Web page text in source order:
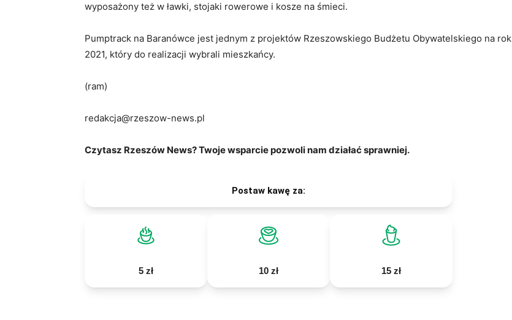
wyposażony też w ławki, stojaki rowerowe i kosze na śmieci.
Pumptrack na Baranówce jest jednym z projektów Rzeszowskiego Budżetu Obywatelskiego na rok
2021, który do realizacji wybrali mieszkańcy.
(ram)
redakcja@rzeszow-news.pl
Czytasz Rzeszów News? Twoje wsparcie pozwoli nam działać sprawniej.
Postaw kawę za:
5 zł 10 zł 15 zł